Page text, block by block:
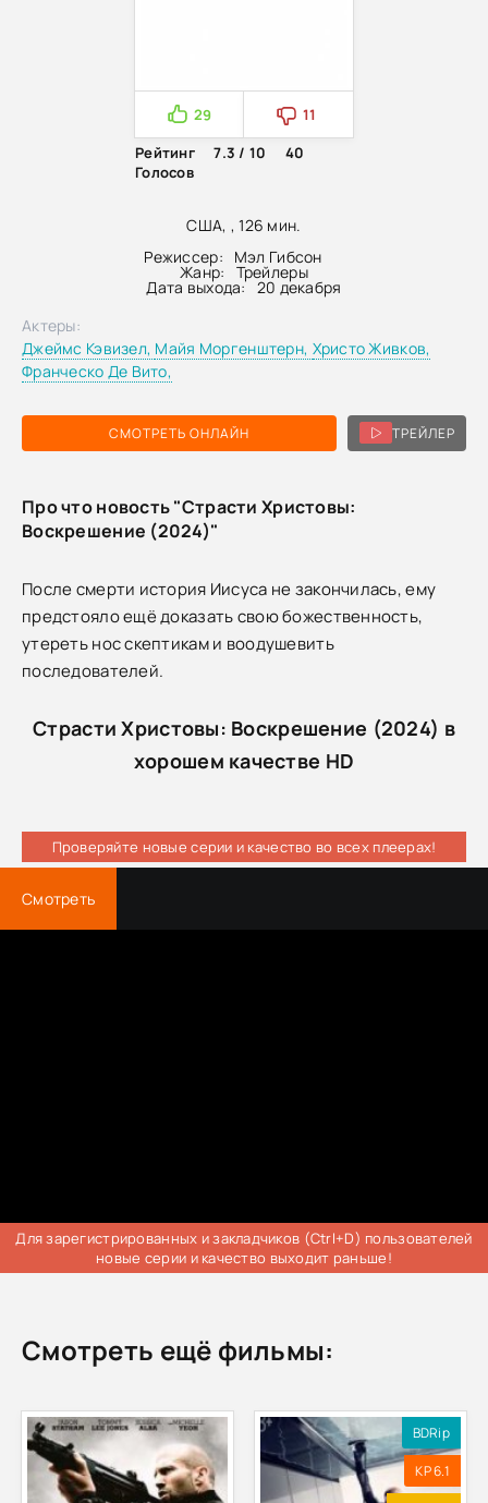
США, , 126 мин.
Режиссер:
Мэл Гибсон
Жанр: Трейлеры
Дата выхода: 20 декабря
29
11
Рейтинг
7.3 / 10
40
Голосов
СМОТРЕТЬ ОНЛАЙН ТРЕЙЛЕР
Актеры:
Джеймс Кэвизел, Майя Моргенштерн, Христо Живков,
Франческо Де Вито,
Про что новость "Страсти Христовы:
Воскрешение (2024)"
После смерти история Иисуса не закончилась, ему
предстояло ещё доказать свою божественность,
утереть нос скептикам и воодушевить
последователей.
Страсти Христовы: Воскрешение (2024) в
хорошем качестве HD
Проверяйте новые серии и качество во всех плеерах!
Смотреть
Для зарегистрированных и закладчиков (Ctrl+D) пользователей
новые серии и качество выходит раньше!
Смотреть ещё фильмы:
BDRip
KP 6.1